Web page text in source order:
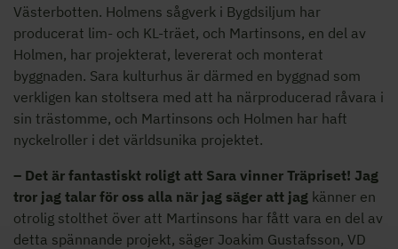
Västerbotten. Holmens sågverk i Bygdsiljum har
producerat lim- och KL-träet, och Martinsons, en del av
Holmen, har projekterat, levererat och monterat
byggnaden. Sara kulturhus är därmed en byggnad som
verkligen kan stoltsera med att ha närproducerad råvara i
sin trästomme, och Martinsons och Holmen har haft
nyckelroller i det världsunika projektet.
– Det är fantastiskt roligt att Sara vinner Träpriset! Jag
tror jag talar för oss alla när jag säger att jag känner en
otrolig stolthet över att Martinsons har fått vara en del av
detta spännande projekt, säger Joakim Gustafsson, VD